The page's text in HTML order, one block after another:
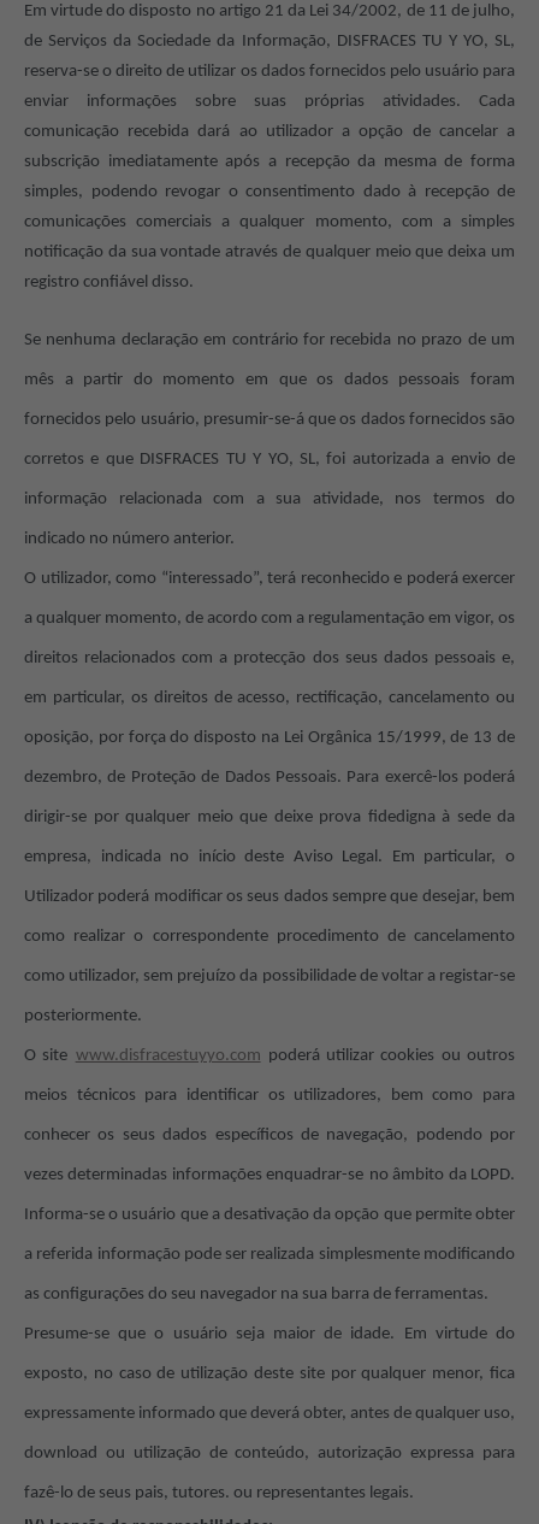
Em virtude do disposto no artigo 21 da Lei 34/2002, de 11 de julho,
de Serviços da Sociedade da Informação, DISFRACES TU Y YO, SL,
reserva-se o direito de utilizar os dados fornecidos pelo usuário para
enviar informações sobre suas próprias atividades. Cada
comunicação recebida dará ao utilizador a opção de cancelar a
subscrição imediatamente após a recepção da mesma de forma
simples, podendo revogar o consentimento dado à recepção de
comunicações comerciais a qualquer momento, com a simples
notificação da sua vontade através de qualquer meio que deixa um
registro confiável disso.
Se nenhuma declaração em contrário for recebida no prazo de um
mês a partir do momento em que os dados pessoais foram
fornecidos pelo usuário, presumir-se-á que os dados fornecidos são
corretos e que DISFRACES TU Y YO, SL, foi autorizada a envio de
informação relacionada com a sua atividade, nos termos do
indicado no número anterior.
O utilizador, como “interessado”, terá reconhecido e poderá exercer
a qualquer momento, de acordo com a regulamentação em vigor, os
direitos relacionados com a protecção dos seus dados pessoais e,
em particular, os direitos de acesso, rectificação, cancelamento ou
oposição, por força do disposto na Lei Orgânica 15/1999, de 13 de
dezembro, de Proteção de Dados Pessoais. Para exercê-los poderá
dirigir-se por qualquer meio que deixe prova fidedigna à sede da
empresa, indicada no início deste Aviso Legal. Em particular, o
Utilizador poderá modificar os seus dados sempre que desejar, bem
como realizar o correspondente procedimento de cancelamento
como utilizador, sem prejuízo da possibilidade de voltar a registar-se
posteriormente.
O site www.disfracestuyyo.com poderá utilizar cookies ou outros
meios técnicos para identificar os utilizadores, bem como para
conhecer os seus dados específicos de navegação, podendo por
vezes determinadas informações enquadrar-se no âmbito da LOPD.
Informa-se o usuário que a desativação da opção que permite obter
a referida informação pode ser realizada simplesmente modificando
as configurações do seu navegador na sua barra de ferramentas.
Presume-se que o usuário seja maior de idade. Em virtude do
exposto, no caso de utilização deste site por qualquer menor, fica
expressamente informado que deverá obter, antes de qualquer uso,
download ou utilização de conteúdo, autorização expressa para
fazê-lo de seus pais, tutores. ou representantes legais.